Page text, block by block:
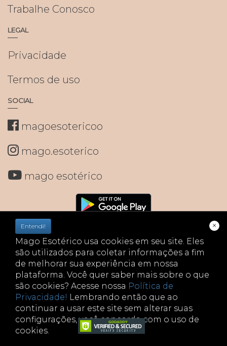
×
Entendi!
Mago Esotérico usa cookies em seu site. Eles
são utilizados para coletar informações a fim
de melhorar sua experiência em nossa
plataforma. Você quer saber mais sobre o que
são cookies? Acesse nossa Política de
Privacidade! Lembrando então que ao
continuar a usar este site sem alterar suas
configurações, você concorda com o uso de
cookies.
Trabalhe Conosco
LEGAL
Privacidade
Termos de uso
SOCIAL
magoesotericoo
mago.esoterico
mago esotérico